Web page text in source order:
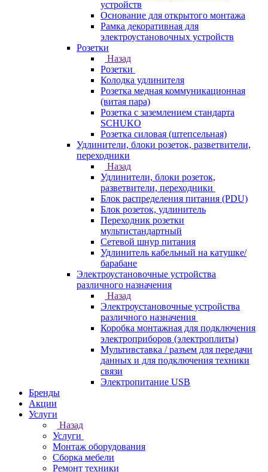
устройств
Основание для открытого монтажа
Рамка декоративная для
электроустановочных устройств
Розетки
Назад
Розетки
Колодка удлинителя
Розетка медная коммуникационная
(витая пара)
Розетка с заземлением стандарта
SCHUKO
Розетка силовая (штепсельная)
Удлинители, блоки розеток, разветвители,
переходники
Назад
Удлинители, блоки розеток,
разветвители, переходники
Блок распределения питания (PDU)
Блок розеток, удлинитель
Переходник розетки
мультистандартный
Сетевой шнур питания
Удлинитель кабельный на катушке/
барабане
Электроустановочные устройства
различного назначения
Назад
Электроустановочные устройства
различного назначения
Коробка монтажная для подключения
электроприборов (электроплиты)
Мультивставка / разъем для передачи
данных и для подключения техники
связи
Электропитание USB
Бренды
Акции
Услуги
Назад
Услуги
Монтаж оборудования
Сборка мебели
Ремонт техники